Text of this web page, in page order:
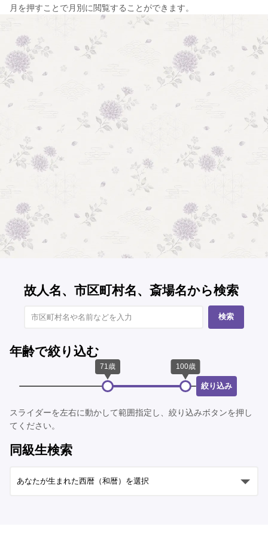
月を押すことで月別に閲覧することができます。
故人名、市区町村名、斎場名から検索
検索
年齢で絞り込む
絞り込み
スライダーを左右に動かして範囲指定し、絞り込みボタンを押し
てください。
同級生検索